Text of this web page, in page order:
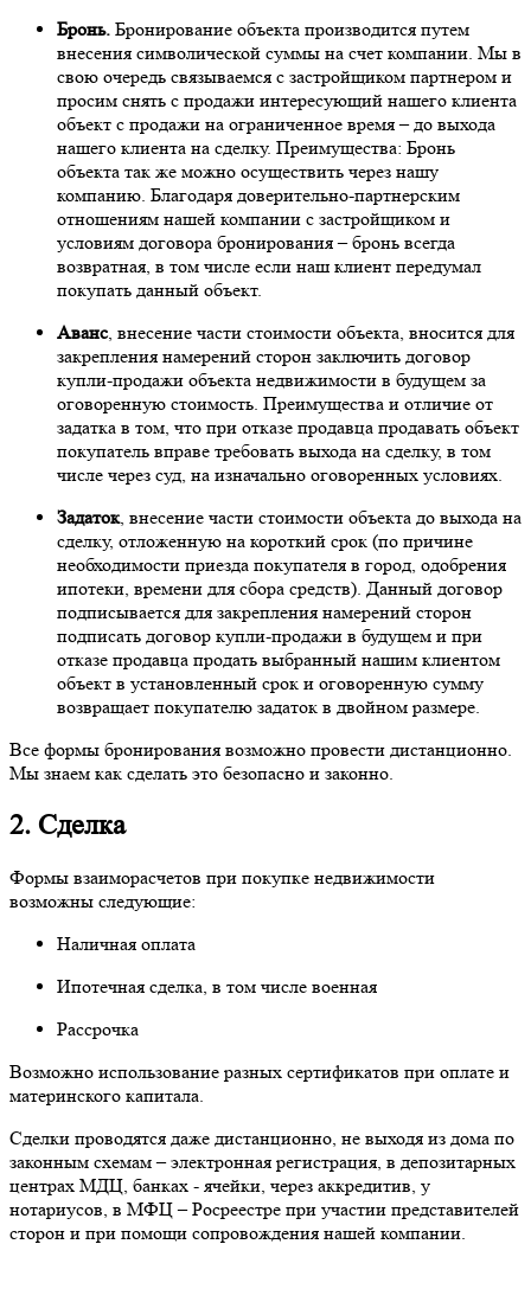
Бронь. Бронирование объекта производится путем
внесения символической суммы на счет компании. Мы в
свою очередь связываемся с застройщиком партнером и
просим снять с продажи интересующий нашего клиента
объект с продажи на ограниченное время – до выхода
нашего клиента на сделку. Преимущества: Бронь
объекта так же можно осуществить через нашу
компанию. Благодаря доверительно-партнерским
отношениям нашей компании с застройщиком и
условиям договора бронирования – бронь всегда
возвратная, в том числе если наш клиент передумал
покупать данный объект.
Аванс, внесение части стоимости объекта, вносится для
закрепления намерений сторон заключить договор
купли-продажи объекта недвижимости в будущем за
оговоренную стоимость. Преимущества и отличие от
задатка в том, что при отказе продавца продавать объект
покупатель вправе требовать выхода на сделку, в том
числе через суд, на изначально оговоренных условиях.
Задаток, внесение части стоимости объекта до выхода на
сделку, отложенную на короткий срок (по причине
необходимости приезда покупателя в город, одобрения
ипотеки, времени для сбора средств). Данный договор
подписывается для закрепления намерений сторон
подписать договор купли-продажи в будущем и при
отказе продавца продать выбранный нашим клиентом
объект в установленный срок и оговоренную сумму
возвращает покупателю задаток в двойном размере.
Все формы бронирования возможно провести дистанционно.
Мы знаем как сделать это безопасно и законно.
2. Сделка
Формы взаиморасчетов при покупке недвижимости
возможны следующие:
Наличная оплата
Ипотечная сделка, в том числе военная
Рассрочка
Возможно использование разных сертификатов при оплате и
материнского капитала.
Сделки проводятся даже дистанционно, не выходя из дома по
законным схемам – электронная регистрация, в депозитарных
центрах МДЦ, банках - ячейки, через аккредитив, у
нотариусов, в МФЦ – Росреестре при участии представителей
сторон и при помощи сопровождения нашей компании.